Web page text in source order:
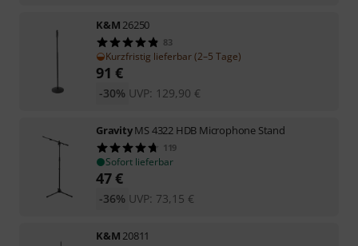
K&M 26250
83
Kurzfristig lieferbar (2–5 Tage)
91 €
UVP: 129,90 €
-30%
GravityMS 4322 HDB Microphone Stand
119
Sofort lieferbar
47€
UVP: 73,15 €
-36%
K&M 20811